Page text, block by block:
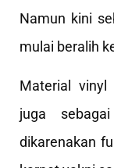
Namun kini
mulai beralih
Material vinyl
juga
dikarenakan